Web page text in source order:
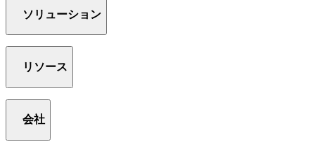
レイヤー
アナリティクス
AIスイート
ソリューション
Beacon Studio
リソース
会社